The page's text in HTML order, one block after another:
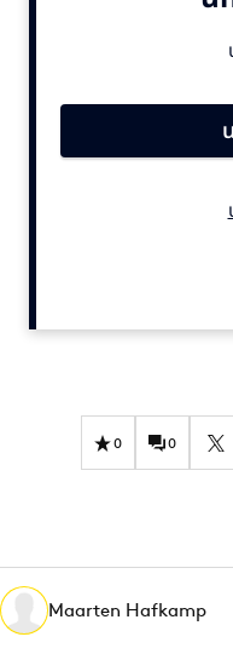
Gedragsverandering
Influencer marketing
Media
Merkstrategie
PR
0 0
Maarten Hafkamp